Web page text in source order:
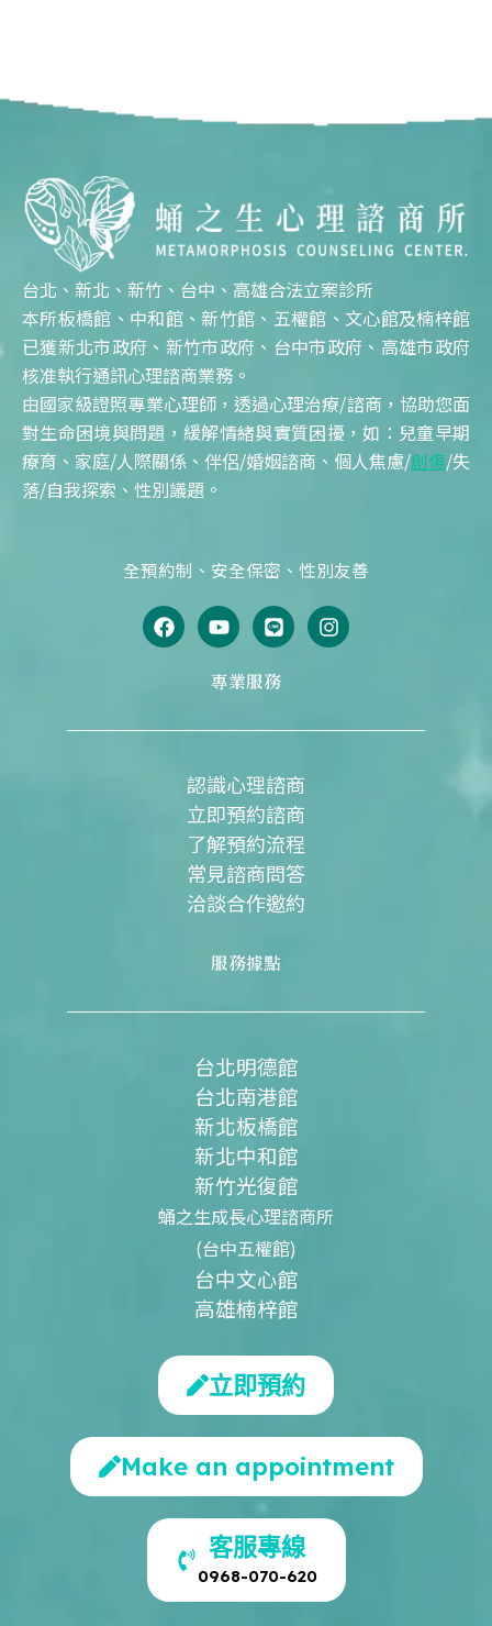
台北、新北、新竹、台中、高雄合法立案診所
本所板橋館、中和館、新竹館、五權館、文心館及楠梓館
已獲新北市政府、新竹市政府、台中市政府、高雄市政府
核准執行通訊心理諮商業務。
由國家級證照專業心理師，透過心理治療/諮商，協助您面
對生命困境與問題，緩解情緒與實質困擾，如：兒童早期
療育、家庭/人際關係、伴侶/婚姻諮商、個人焦慮/創傷/失
落/自我探索、性別議題。
全預約制、安全保密、性別友善
F
a
c
o
Y
o
u
t
u
e
L
i
n
e
I
n
s
r
專業服務
認識心理諮商
立即預約諮商
了解預約流程
常見諮商問答
洽談合作邀約
服務據點
台北明德館
台北南港館
新北板橋館
新北中和館
新竹光復館
蛹之生成長心理諮商所
(台中五權館)
台中文心館
高雄楠梓館
立即預約
Make an appointment
客服專線
0968-070-620